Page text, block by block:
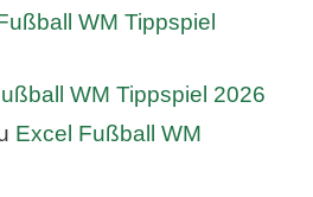
WM Tippspiel
WM Tippspiel 2026
Excel Fußball WM